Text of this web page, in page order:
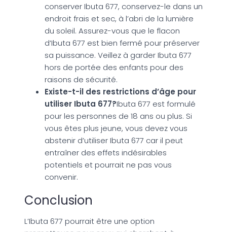
conserver Ibuta 677, conservez-le dans un
endroit frais et sec, à l’abri de la lumière
du soleil. Assurez-vous que le flacon
d’Ibuta 677 est bien fermé pour préserver
sa puissance. Veillez à garder Ibuta 677
hors de portée des enfants pour des
raisons de sécurité.
Existe-t-il des restrictions d’âge pour
utiliser Ibuta 677?Ibuta 677 est formulé
pour les personnes de 18 ans ou plus. Si
vous êtes plus jeune, vous devez vous
abstenir d’utiliser Ibuta 677 car il peut
entraîner des effets indésirables
potentiels et pourrait ne pas vous
convenir.
Conclusion
L’Ibuta 677 pourrait être une option